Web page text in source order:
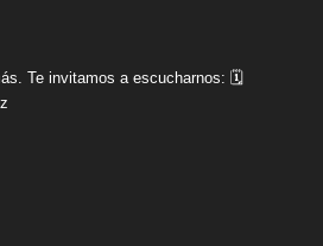
Te invitamos a escucharnos: 🗓